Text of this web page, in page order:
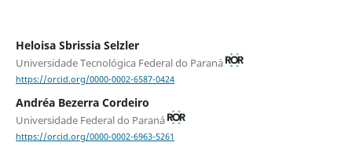
Heloisa Sbrissia Selzler
Universidade Tecnológica Federal do Paraná
https://orcid.org/0000-0002-6587-0424
Andréa Bezerra Cordeiro
Universidade Federal do Paraná
https://orcid.org/0000-0002-6963-5261